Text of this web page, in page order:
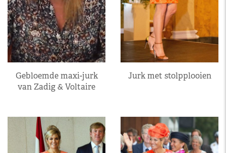
Gebloemde maxi-jurk
van Zadig & Voltaire
Jurk met stolpplooien